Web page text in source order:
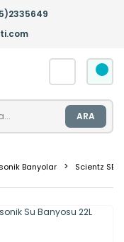
ARA
Banyolar Scientz